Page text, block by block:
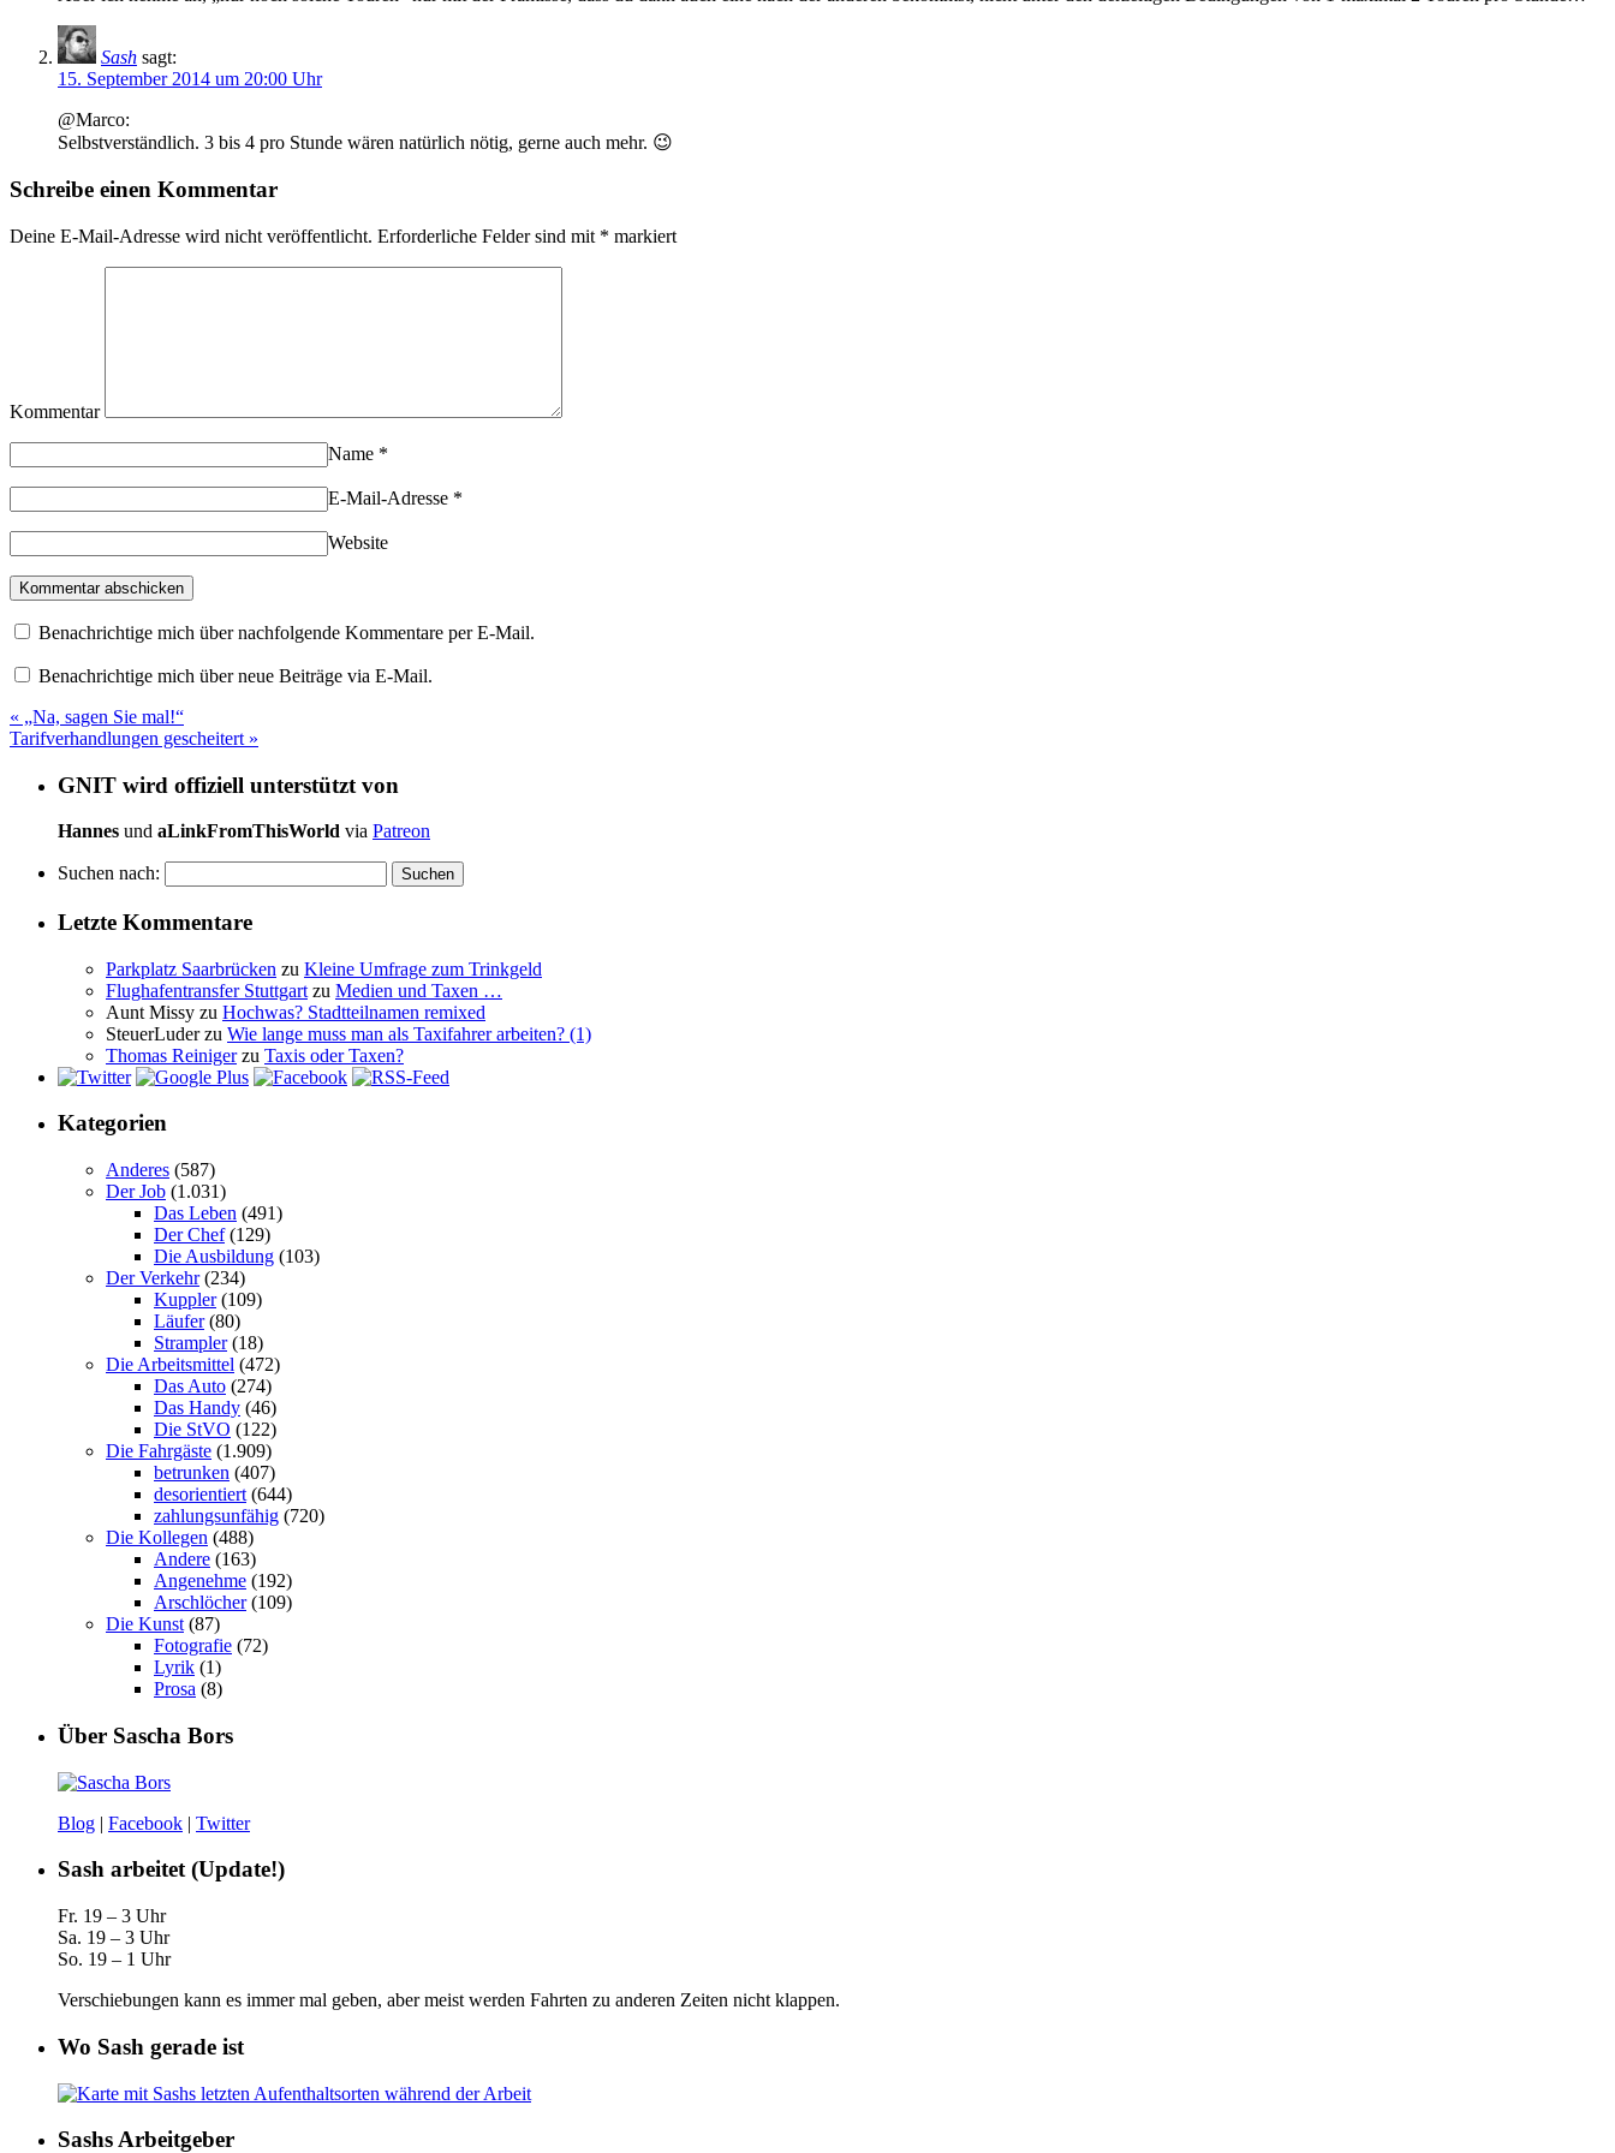
Sash sagt:
15. September 2014 um 20:00 Uhr
@Marco:
Selbstverständlich. 3 bis 4 pro Stunde wären natürlich nötig, gerne auch mehr. 😉
Schreibe einen Kommentar
Deine E-Mail-Adresse wird nicht veröffentlicht. Erforderliche Felder sind mit * markiert
Kommentar
Name *
E-Mail-Adresse *
Website
Benachrichtige mich über nachfolgende Kommentare per E-Mail.
Benachrichtige mich über neue Beiträge via E-Mail.
« „Na, sagen Sie mal!“
Tarifverhandlungen gescheitert »
GNIT wird offiziell unterstützt von
Hannes und aLinkFromThisWorld via Patreon
Suchen nach:
Letzte Kommentare
Parkplatz Saarbrücken zu Kleine Umfrage zum Trinkgeld
Flughafentransfer Stuttgart zu Medien und Taxen …
Aunt Missy zu Hochwas? Stadtteilnamen remixed
SteuerLuderzu Wie lange muss man als Taxifahrer arbeiten? (1)
Thomas Reinigerzu Taxis oder Taxen?
Kategorien
Anderes (587)
Der Job (1.031)
Das Leben (491)
Der Chef(129)
Die Ausbildung (103)
Der Verkehr(234)
Kuppler(109)
Läufer(80)
Strampler(18)
Die Arbeitsmittel (472)
Das Auto (274)
Das Handy (46)
Die StVO (122)
Die Fahrgäste (1.909)
betrunken (407)
desorientiert (644)
zahlungsunfähig (720)
Die Kollegen (488)
Andere (163)
Angenehme (192)
Arschlöcher(109)
Die Kunst (87)
Fotografie (72)
Lyrik (1)
Prosa (8)
Über Sascha Bors
Blog | Facebook | Twitter
Sash arbeitet (Update!)
Fr. 19 – 3 Uhr
Sa. 19 – 3 Uhr
So. 19 – 1 Uhr
Verschiebungen kann es immer mal geben, aber meist werden Fahrten zu anderen Zeiten nicht klappen.
Wo Sash gerade ist
Sashs Arbeitgeber